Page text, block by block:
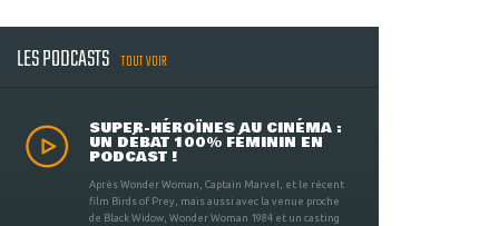
LES PODCASTS TOUT VOIR
SUPER-HÉROÏNES AU CINÉMA :
UN DÉBAT 100% FÉMININ EN
PODCAST !
Après Wonder Woman, Captain Marvel, et le récent
film Birds of Prey, mais aussi avec la venue proche
de Black Widow, Wonder Woman 1984 et un casting